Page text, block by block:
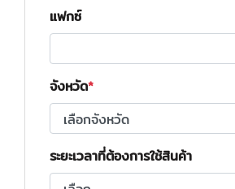
แฟกซ์
จังหวัด
ระยะเวลาที่ต้องการใช้สินค้า